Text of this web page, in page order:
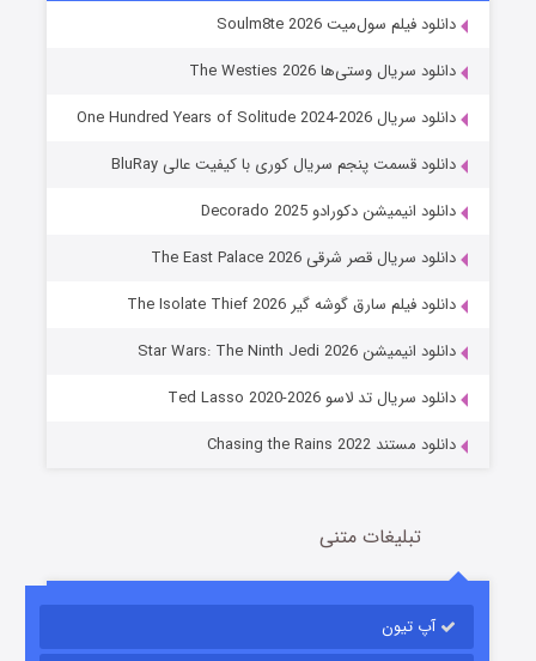
خاندان اژدها فصل ۳
جادوگری در مغولستان
قسمت 14 (زیرنویس) منتشر شد
دانلود فیلم سول‌میت Soulm8te 2026
دانلود سریال وستی‌ها The Westies 2026
دانلود سریال One Hundred Years of Solitude 2024-2026
دانلود قسمت پنجم سریال کوری با کیفیت عالی BluRay
دانلود انیمیشن دکورادو Decorado 2025
دانلود سریال قصر شرقی The East Palace 2026
دانلود فیلم سارق گوشه گیر The Isolate Thief 2026
دانلود انیمیشن Star Wars: The Ninth Jedi 2026
دانلود سریال تد لاسو Ted Lasso 2020-2026
دانلود مستند Chasing the Rains 2022
تبلیغات متنی
آپ تیون